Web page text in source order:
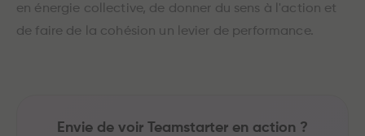
en énergie collective, de donner du sens à l'action et
de faire de la cohésion un levier de performance.
Envie de voir Teamstarter en action ?